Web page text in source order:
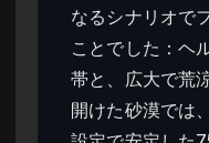
なるシナリオで
ことでした：ヘ
帯と、広大で荒
開けた砂漠では